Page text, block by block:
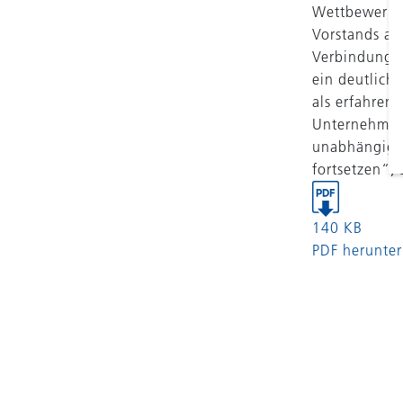
Vorstands
Verbindung
ein deutlich
als
fortsetzen“,
140 KB
PDF